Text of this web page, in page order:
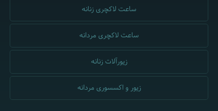
ساعت لاکچری زنانه
ساعت لاکچری مردانه
زیورآلات زنانه
زیور و اکسسوری مردانه